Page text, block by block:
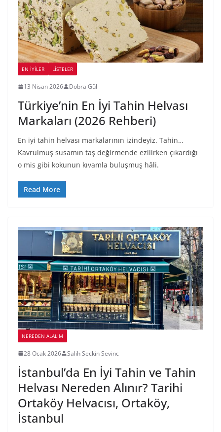
EN İYILER LİSTELER
13 Nisan 2026 Dobra Gül
Türkiye’nin En İyi Tahin Helvası
Markaları (2026 Rehberi)
En iyi tahin helvası markalarının izindeyiz. Tahin…
Kavrulmuş susamın taş değirmende ezilirken çıkardığı
o mis gibi kokunun kıvamla buluşmuş hâli.
Read More
NEREDEN ALALIM
28 Ocak 2026 Salih Seckin Sevinc
İstanbul’da En İyi Tahin ve Tahin
Helvası Nereden Alınır? Tarihi
Ortaköy Helvacısı, Ortaköy,
İstanbul